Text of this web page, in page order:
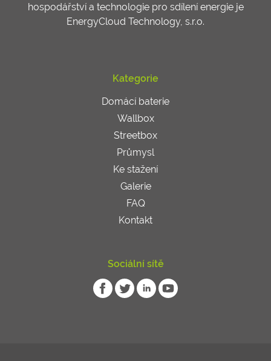
hospodářství a technologie pro sdílení energie je
EnergyCloud Technology, s.r.o.
Kategorie
Domácí baterie
Wallbox
Streetbox
Průmysl
Ke stažení
Galerie
FAQ
Kontakt
Sociální sítě